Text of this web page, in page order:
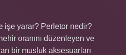
işe yarar? Perletor nedir?
oranını düzenleyen ve
bir musluk aksesuarları